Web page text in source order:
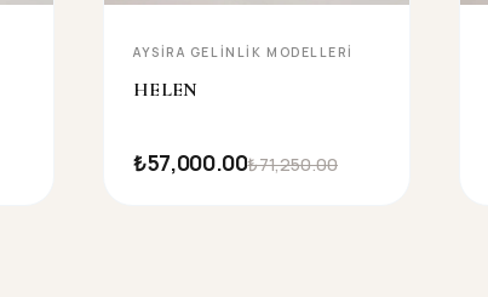
AYSIRA GELINLIK MODELLERI
HELEN
₺71,250.00
₺57,000.00